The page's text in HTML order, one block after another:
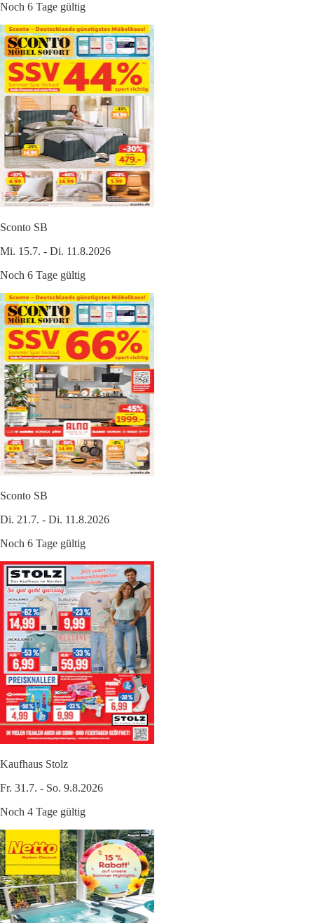
Noch 6 Tage gültig
Sconto SB
Mi. 15.7. - Di. 11.8.2026
Noch 6 Tage gültig
Sconto SB
Di. 21.7. - Di. 11.8.2026
Noch 6 Tage gültig
Kaufhaus Stolz
Fr. 31.7. - So. 9.8.2026
Noch 4 Tage gültig